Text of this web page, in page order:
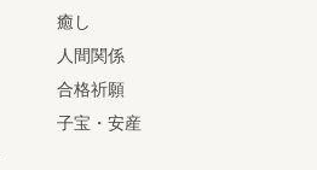
癒し
人間関係
合格祈願
子宝・安産